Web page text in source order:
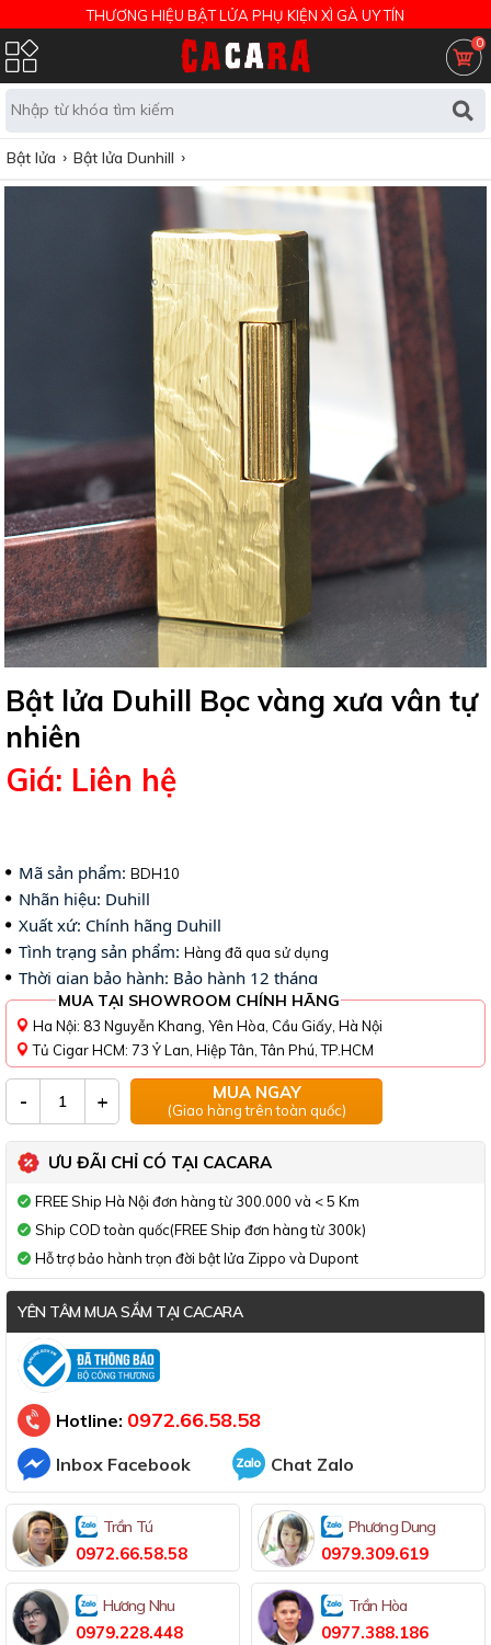
THƯƠNG HIỆU BẬT LỬA PHỤ KIỆN XÌ GÀ UY TÍN
0
Bật lửa Bật lửa Dunhill
Bật lửa Duhill Bọc vàng xưa vân tự
nhiên
Giá: Liên hệ
Mã sản phẩm: BDH10
Nhãn hiệu: Duhill
Xuất xứ: Chính hãng Duhill
Tình trạng sản phẩm: Hàng đã qua sử dụng
Thời gian bảo hành: Bảo hành 12 tháng
MUA TẠI SHOWROOM CHÍNH HÃNG
Ha Nội: 83 Nguyễn Khang, Yên Hòa, Cầu Giấy, Hà Nội
Tủ Cigar HCM: 73 Ỷ Lan, Hiệp Tân, Tân Phú, TP.HCM
- + MUA NGAY
(Giao hàng trên toàn quốc)
ƯU ĐÃI CHỈ CÓ TẠI CACARA
FREE Ship Hà Nội đơn hàng từ 300.000 và < 5 Km
Ship COD toàn quốc(FREE Ship đơn hàng từ 300k)
Hỗ trợ bảo hành trọn đời bật lửa Zippo và Dupont
YÊN TÂM MUA SẮM TẠI CACARA
Đã thông báo Bộ Công Thương
Hotline: 0972.66.58.58
Inbox Facebook Chat Zalo
Trần Tú
0972.66.58.58
Phương Dung
0979.309.619
Hương Nhu
0979.228.448
Trần Hòa
0977.388.186